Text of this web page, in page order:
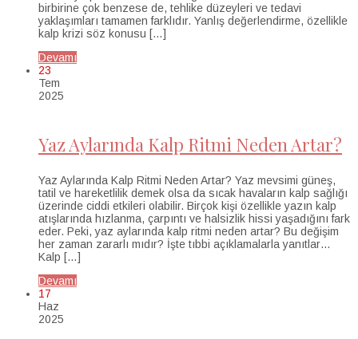
birbirine çok benzese de, tehlike düzeyleri ve tedavi
yaklaşımları tamamen farklıdır. Yanlış değerlendirme, özellikle
kalp krizi söz konusu […]
Devamı
23
Tem
2025
Yaz Aylarında Kalp Ritmi Neden Artar?
Yaz Aylarında Kalp Ritmi Neden Artar? Yaz mevsimi güneş,
tatil ve hareketlilik demek olsa da sıcak havaların kalp sağlığı
üzerinde ciddi etkileri olabilir. Birçok kişi özellikle yazın kalp
atışlarında hızlanma, çarpıntı ve halsizlik hissi yaşadığını fark
eder. Peki, yaz aylarında kalp ritmi neden artar? Bu değişim
her zaman zararlı mıdır? İşte tıbbi açıklamalarla yanıtlar…
Kalp […]
Devamı
17
Haz
2025